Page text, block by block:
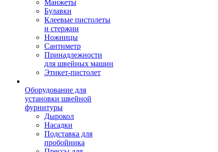
Манжеты
Булавки
Клеевые пистолеты
и стержни
Ножницы
Сантиметр
Принадлежности
для швейных машин
Этикет-пистолет
Оборудование для
установки швейной
фурнитуры
Дырокол
Насадки
Подставка для
пробойника